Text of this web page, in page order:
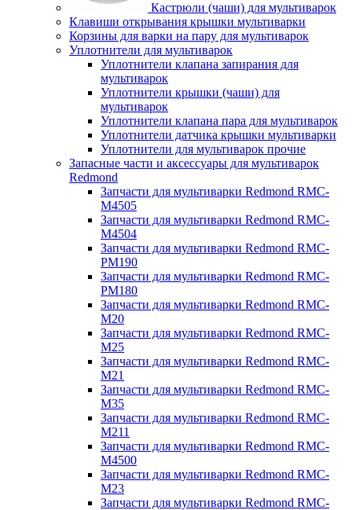
Кастрюли (чаши) для мультиварок
Клавиши открывания крышки мультиварки
Корзины для варки на пару для мультиварок
Уплотнители для мультиварок
Уплотнители клапана запирания для
мультиварок
Уплотнители крышки (чаши) для
мультиварок
Уплотнители клапана пара для мультиварок
Уплотнители датчика крышки мультиварки
Уплотнители для мультиварок прочие
Запасные части и аксессуары для мультиварок
Redmond
Запчасти для мультиварки Redmond RMC-
M4505
Запчасти для мультиварки Redmond RMC-
M4504
Запчасти для мультиварки Redmond RMC-
PM190
Запчасти для мультиварки Redmond RMC-
PM180
Запчасти для мультиварки Redmond RMC-
M20
Запчасти для мультиварки Redmond RMC-
M25
Запчасти для мультиварки Redmond RMC-
M21
Запчасти для мультиварки Redmond RMC-
M35
Запчасти для мультиварки Redmond RMC-
M211
Запчасти для мультиварки Redmond RMC-
M4500
Запчасти для мультиварки Redmond RMC-
M23
Запчасти для мультиварки Redmond RMC-